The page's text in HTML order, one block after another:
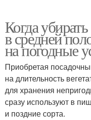
Когда
в средней
на погодные
Приобретая
на длительность
для хранения
сразу используют в
и поздние сорта.